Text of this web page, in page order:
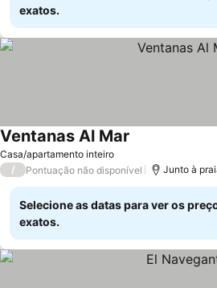
exatos.
Casa/apartamento inteiro
Ventanas Al Mar
/ Pontuação não disponível Junto à
Selecione as datas para ver os
exatos.